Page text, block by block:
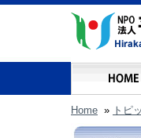
Home » トピ